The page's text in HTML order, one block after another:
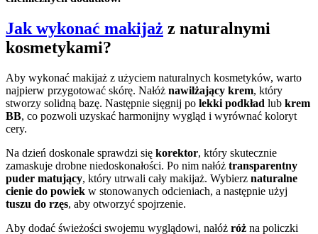
Jak wykonać makijaż z naturalnymi
kosmetykami?
Aby wykonać makijaż z użyciem naturalnych kosmetyków, warto
najpierw przygotować skórę. Nałóż nawilżający krem, który
stworzy solidną bazę. Następnie sięgnij po lekki podkład lub krem
BB, co pozwoli uzyskać harmonijny wygląd i wyrównać koloryt
cery.
Na dzień doskonale sprawdzi się korektor, który skutecznie
zamaskuje drobne niedoskonałości. Po nim nałóż transparentny
puder matujący, który utrwali cały makijaż. Wybierz naturalne
cienie do powiek w stonowanych odcieniach, a następnie użyj
tuszu do rzęs, aby otworzyć spojrzenie.
Aby dodać świeżości swojemu wyglądowi, nałóż róż na policzki